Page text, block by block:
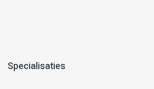
Specialisaties